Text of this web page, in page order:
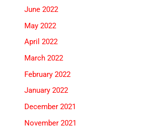
June 2022
May 2022
April 2022
March 2022
February 2022
January 2022
December 2021
November 2021